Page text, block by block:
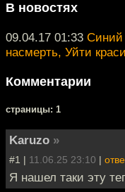
В новостях
09.04.17 01:33 Синий
насмерть, Уйти
Комментарии
cтраницы: 1
Karuzo »
#1 | 11.06.25 23:10 |
Я нашел таки эту